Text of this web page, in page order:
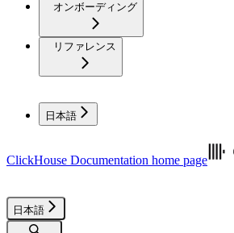
オンボーディング
リファレンス
日本語
ClickHouse Documentation home page
日本語